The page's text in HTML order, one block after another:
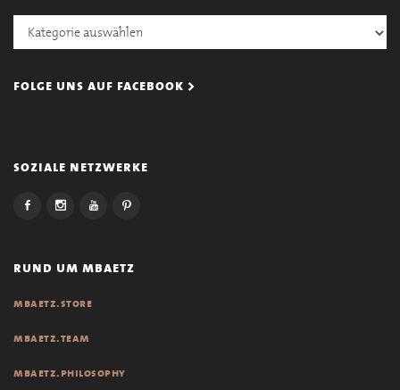
Kategorien
folge uns auf facebook >
soziale netzwerke
rund um mbaetz
mbaetz.store
mbaetz.team
mbaetz.philosophy